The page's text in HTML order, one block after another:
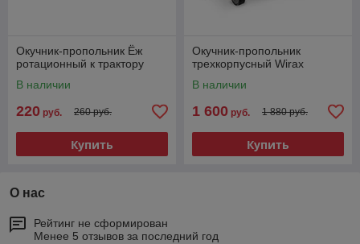
Окучник-пропольник Ёж
ротационный к трактору
В наличии
220 руб. 260 руб.
Купить
Окучник-пропольник
трехкорпусный Wirax
В наличии
1 600 руб. 1 880 руб.
Купить
О нас
Рейтинг не сформирован
Менее 5 отзывов за последний год